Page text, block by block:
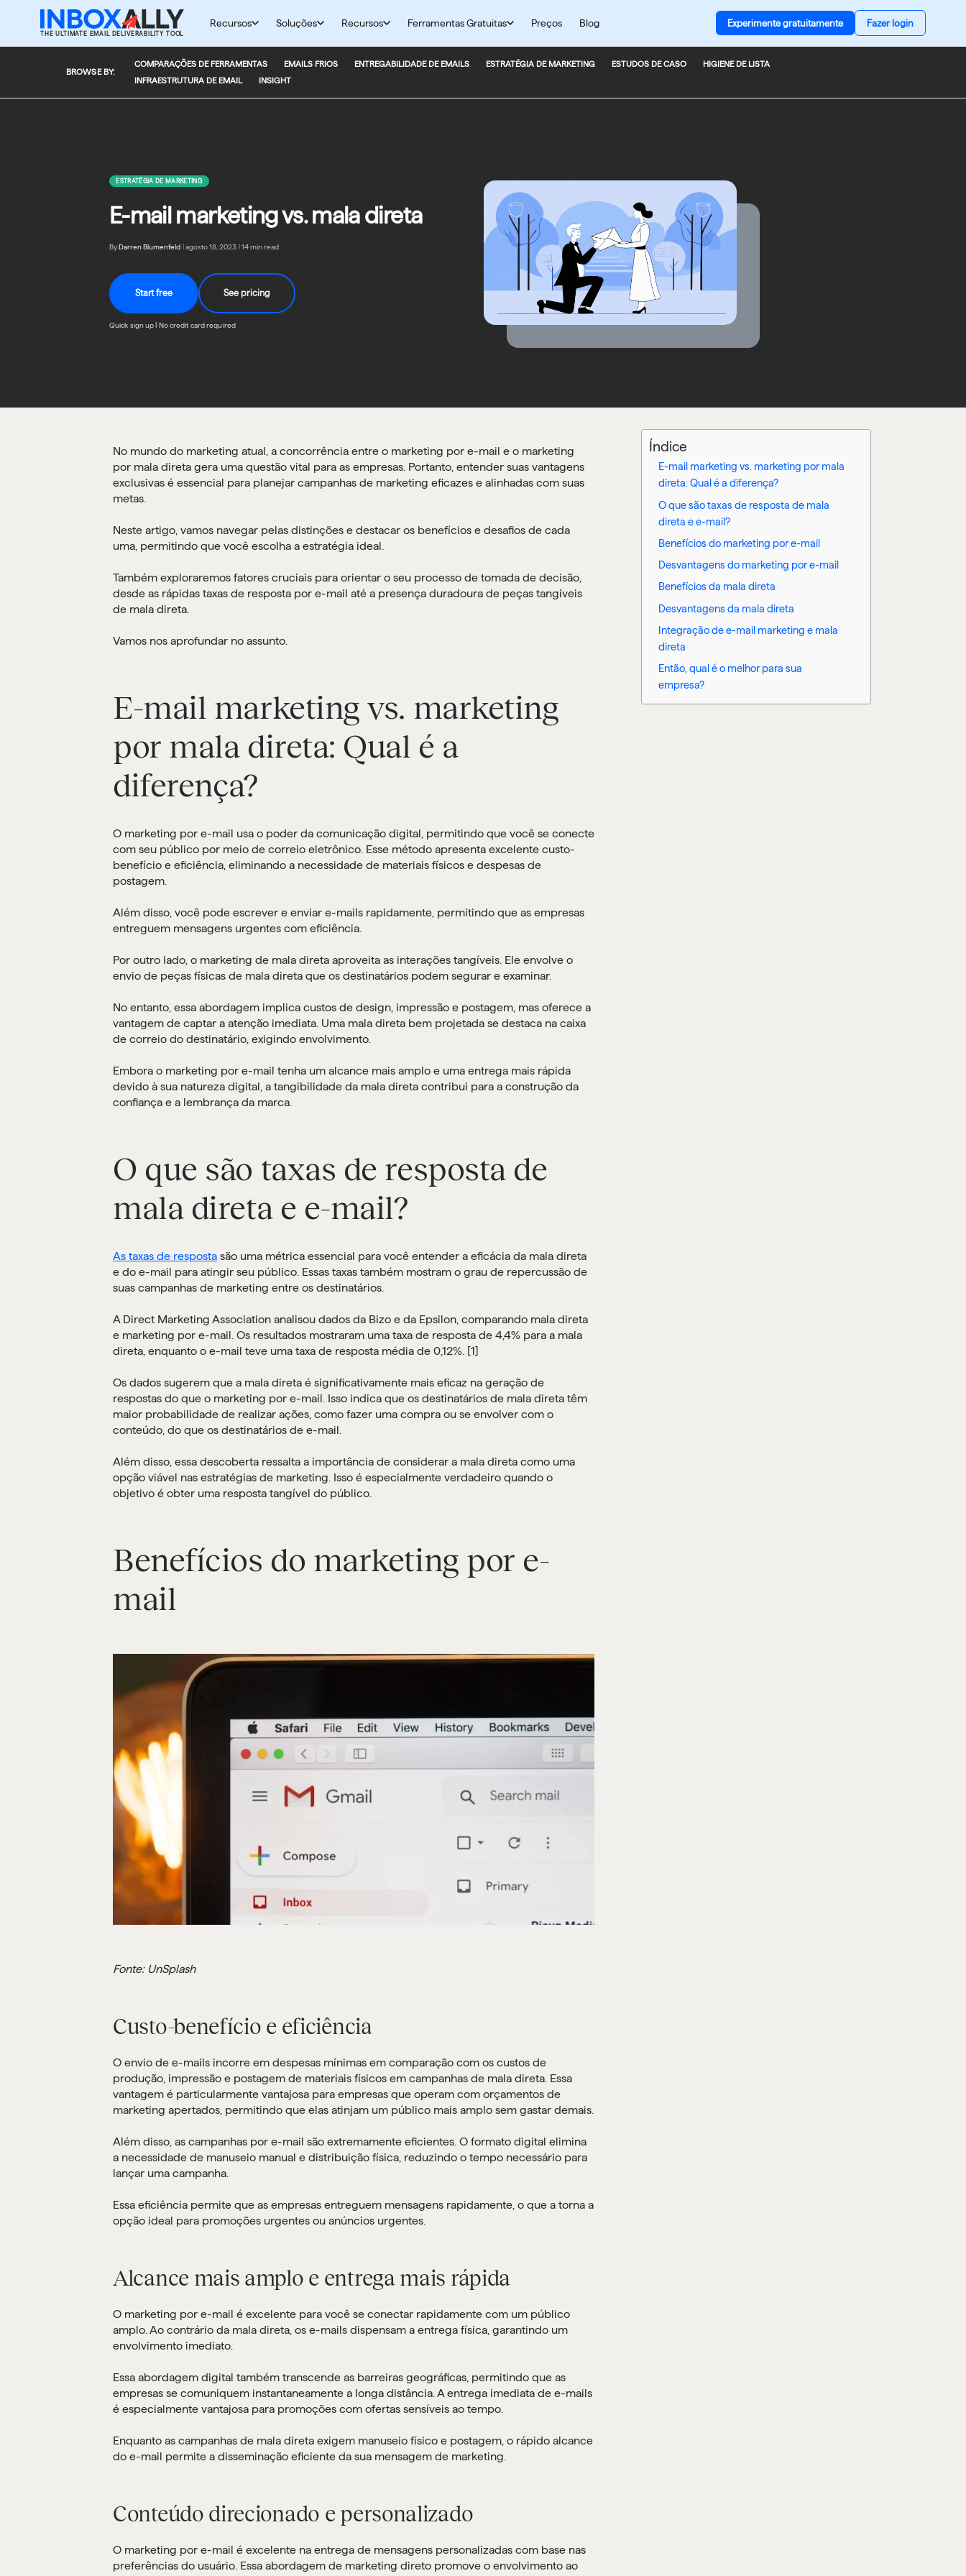
THE ULTIMATE EMAIL DELIVERABILITY TOOL
Recursos Soluções Recursos Ferramentas Gratuitas Preços Blog Experimente gratuitamente Fazer login
BROWSE BY:
COMPARAÇÕES DE FERRAMENTAS EMAILS FRIOS ENTREGABILIDADE DE EMAILS ESTRATÉGIA DE MARKETING ESTUDOS DE CASO
HIGIENE DE LISTA
INFRAESTRUTURA DE EMAIL
INSIGHT
ESTRATÉGIA DE MARKETING
E-mail marketing vs. mala direta
By:Darren Blumenfeld agosto 18, 2023 14 min read
Start free See pricing
Quick sign up | No credit card required
No mundo do marketing atual, a concorrência entre o marketing por e-mail e o marketing
por mala direta gera uma questão vital para as empresas. Portanto, entender suas vantagens
exclusivas é essencial para planejar campanhas de marketing eficazes e alinhadas com suas
metas.
Neste artigo, vamos navegar pelas distinções e destacar os benefícios e desafios de cada
uma, permitindo que você escolha a estratégia ideal.
Também exploraremos fatores cruciais para orientar o seu processo de tomada de decisão,
desde as rápidas taxas de resposta por e-mail até a presença duradoura de peças tangíveis
de mala direta.
Vamos nos aprofundar no assunto.
E-mail marketing vs. marketing
por mala direta: Qual é a
diferença?
O marketing por e-mail usa o poder da comunicação digital, permitindo que você se conecte
com seu público por meio de correio eletrônico. Esse método apresenta excelente custo-
benefício e eficiência, eliminando a necessidade de materiais físicos e despesas de
postagem.
Além disso, você pode escrever e enviar e-mails rapidamente, permitindo que as empresas
entreguem mensagens urgentes com eficiência.
Por outro lado, o marketing de mala direta aproveita as interações tangíveis. Ele envolve o
envio de peças físicas de mala direta que os destinatários podem segurar e examinar.
No entanto, essa abordagem implica custos de design, impressão e postagem, mas oferece a
vantagem de captar a atenção imediata. Uma mala direta bem projetada se destaca na caixa
de correio do destinatário, exigindo envolvimento.
Embora o marketing por e-mail tenha um alcance mais amplo e uma entrega mais rápida
devido à sua natureza digital, a tangibilidade da mala direta contribui para a construção da
confiança e a lembrança da marca.
O que são taxas de resposta de
mala direta e e-mail?
As taxas de resposta são uma métrica essencial para você entender a eficácia da mala direta
e do e-mail para atingir seu público. Essas taxas também mostram o grau de repercussão de
suas campanhas de marketing entre os destinatários.
A Direct Marketing Association analisou dados da Bizo e da Epsilon, comparando mala direta
e marketing por e-mail. Os resultados mostraram uma taxa de resposta de 4,4% para a mala
direta, enquanto o e-mail teve uma taxa de resposta média de 0,12%. [1]
Os dados sugerem que a mala direta é significativamente mais eficaz na geração de
respostas do que o marketing por e-mail. Isso indica que os destinatários de mala direta têm
maior probabilidade de realizar ações, como fazer uma compra ou se envolver com o
conteúdo, do que os destinatários de e-mail.
Além disso, essa descoberta ressalta a importância de considerar a mala direta como uma
opção viável nas estratégias de marketing. Isso é especialmente verdadeiro quando o
objetivo é obter uma resposta tangível do público.
Benefícios do marketing por e-
mail
Fonte: UnSplash
Custo-benefício e eficiência
O envio de e-mails incorre em despesas mínimas em comparação com os custos de
produção, impressão e postagem de materiais físicos em campanhas de mala direta. Essa
vantagem é particularmente vantajosa para empresas que operam com orçamentos de
marketing apertados, permitindo que elas atinjam um público mais amplo sem gastar demais.
Além disso, as campanhas por e-mail são extremamente eficientes. O formato digital elimina
a necessidade de manuseio manual e distribuição física, reduzindo o tempo necessário para
lançar uma campanha.
Essa eficiência permite que as empresas entreguem mensagens rapidamente, o que a torna a
opção ideal para promoções urgentes ou anúncios urgentes.
Alcance mais amplo e entrega mais rápida
O marketing por e-mail é excelente para você se conectar rapidamente com um público
amplo. Ao contrário da mala direta, os e-mails dispensam a entrega física, garantindo um
envolvimento imediato.
Essa abordagem digital também transcende as barreiras geográficas, permitindo que as
empresas se comuniquem instantaneamente a longa distância. A entrega imediata de e-mails
é especialmente vantajosa para promoções com ofertas sensíveis ao tempo.
Enquanto as campanhas de mala direta exigem manuseio físico e postagem, o rápido alcance
do e-mail permite a disseminação eficiente da sua mensagem de marketing.
Conteúdo direcionado e personalizado
O marketing por e-mail é excelente na entrega de mensagens personalizadas com base nas
preferências do usuário. Essa abordagem de marketing direto promove o envolvimento ao
Índice
E-mail marketing vs. marketing por mala
direta: Qual é a diferença?
O que são taxas de resposta de mala
direta e e-mail?
Benefícios do marketing por e-mail
Desvantagens do marketing por e-mail
Benefícios da mala direta
Desvantagens da mala direta
Integração de e-mail marketing e mala
direta
Então, qual é o melhor para sua
empresa?